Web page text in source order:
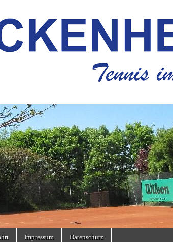
Impressum Datenschutz